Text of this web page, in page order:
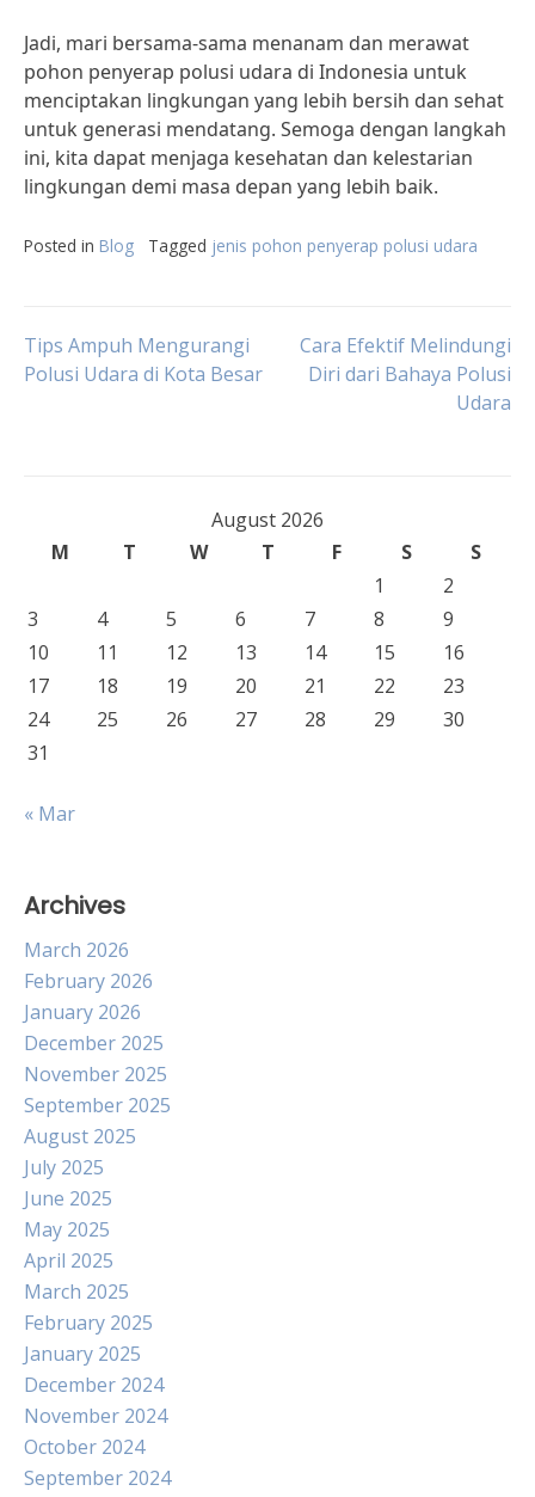
Jadi, mari bersama-sama menanam dan merawat
pohon penyerap polusi udara di Indonesia untuk
menciptakan lingkungan yang lebih bersih dan sehat
untuk generasi mendatang. Semoga dengan langkah
ini, kita dapat menjaga kesehatan dan kelestarian
lingkungan demi masa depan yang lebih baik.
Posted in Blog Tagged jenis pohon penyerap polusi udara
Post
Tips Ampuh Mengurangi
Polusi Udara di Kota Besar
Cara Efektif Melindungi
Diri dari Bahaya Polusi
Udara
August 2026
M
T W T F S
S
1
2
3
4 5 6 7 8
9
10
11 12 13 14 15
16
17
18 19 20 21 22
23
24
25 26 27 28 29
30
31
« Mar
Archives
March 2026
February 2026
January 2026
December 2025
November 2025
September 2025
August 2025
July 2025
June 2025
May 2025
April 2025
March 2025
February 2025
January 2025
December 2024
November 2024
October 2024
September 2024